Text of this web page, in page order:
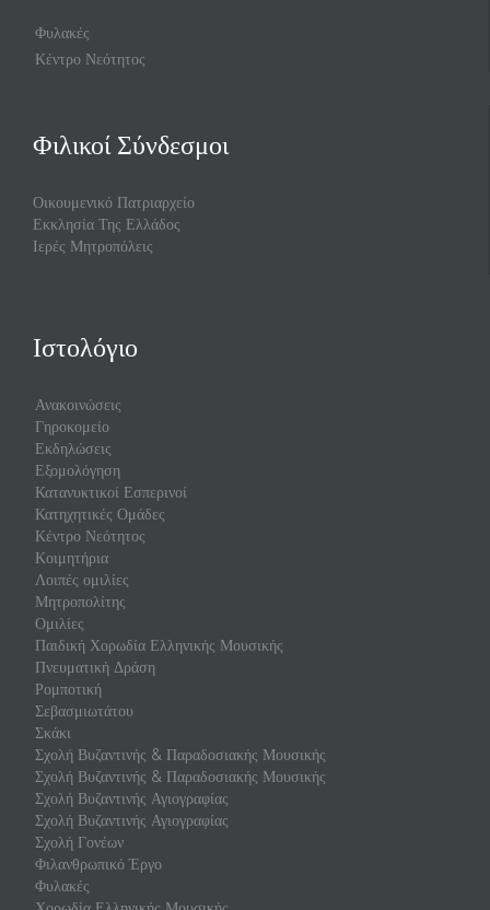
Φυλακές
Κέντρο Νεότητος
Φιλικοί Σύνδεσμοι
Οικουμενικό Πατριαρχείο
Εκκλησία Της Ελλάδος
Ιερές Μητροπόλεις
Ιστολόγιο
Ανακοινώσεις
Γηροκομείο
Εκδηλώσεις
Εξομολόγηση
Κατανυκτικοί Εσπερινοί
Κατηχητικές Ομάδες
Κέντρο Νεότητος
Κοιμητήρια
Λοιπές ομιλίες
Μητροπολίτης
Ομιλίες
Παιδική Χορωδία Ελληνικής Μουσικής
Πνευματική Δράση
Ρομποτική
Σεβασμιωτάτου
Σκάκι
Σχολή Βυζαντινής & Παραδοσιακής Μουσικής
Σχολή Βυζαντινής & Παραδοσιακής Μουσικής
Σχολή Βυζαντινής Αγιογραφίας
Σχολή Βυζαντινής Αγιογραφίας
Σχολή Γονέων
Φιλανθρωπικό Έργο
Φυλακές